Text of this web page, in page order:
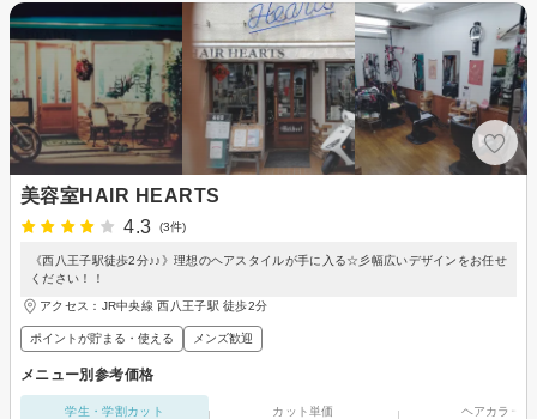
美容室HAIR HEARTS
4.3
(3件)
《西八王子駅徒歩2分♪♪》理想のヘアスタイルが手に入る☆彡幅広いデザインをお任せ
ください！！
アクセス：JR中央線 西八王子駅 徒歩2分
ポイントが貯まる・使える メンズ歓迎
メニュー別参考価格
学生・学割カット カット単価 ヘアカラー